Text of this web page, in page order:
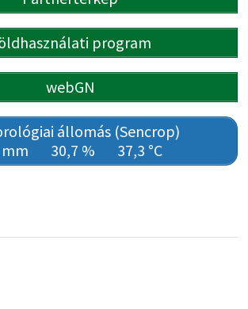
program
webGN
állomás (Sencrop)
mm
30,7 % 37,3 °C